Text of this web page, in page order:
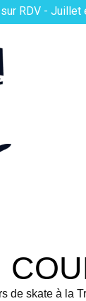
sur RDV -
de skate à la